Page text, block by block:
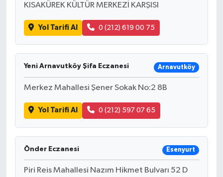
KISAKÜREK KÜLTÜR MERKEZİ KARŞISI
Yol Tarifi Al 0 (212) 619 00 75
Yeni Arnavutköy Şifa Eczanesi Arnavutköy
Merkez Mahallesi Şener Sokak No:2 8B
Yol Tarifi Al 0 (212) 597 07 65
Önder Eczanesi Esenyurt
Piri Reis Mahallesi Nazım Hikmet Bulvarı 52 D